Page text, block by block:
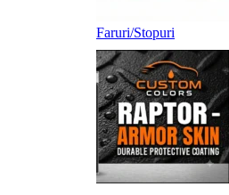
Faruri/Stopuri